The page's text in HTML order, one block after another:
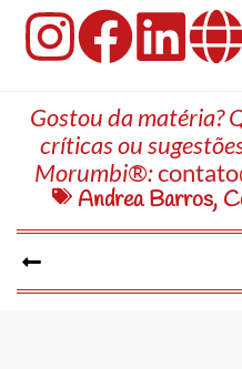
Gostou da matéria?
críticas ou
Morumbi®:
Andrea Barros,